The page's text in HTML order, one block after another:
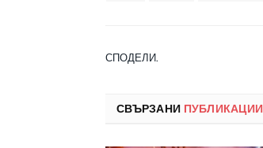
СПОДЕЛИ.
СВЪРЗАНИ ПУБЛИКАЦИИ